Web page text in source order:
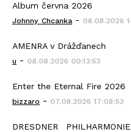
Album června 2026
Johnny_Chcanka - 08.08.2026
AMENRA v Drážďanech
u - 08.08.2026 00:13:53
Enter the Eternal Fire 2026
bizzaro - 07.08.2026 17:08:53
DRESDNER